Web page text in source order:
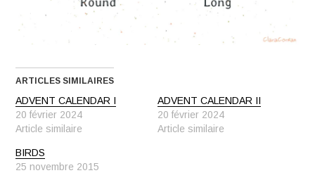
ARTICLES SIMILAIRES
ADVENT CALENDAR I
20 février 2024
Article similaire
ADVENT CALENDAR II
20 février 2024
Article similaire
BIRDS
25 novembre 2015